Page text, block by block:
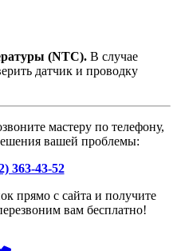
(NTC). В случае
датчик и проводку
мастеру по телефону,
вашей проблемы:
363-43-52
прямо с сайта и получите
вам бесплатно!